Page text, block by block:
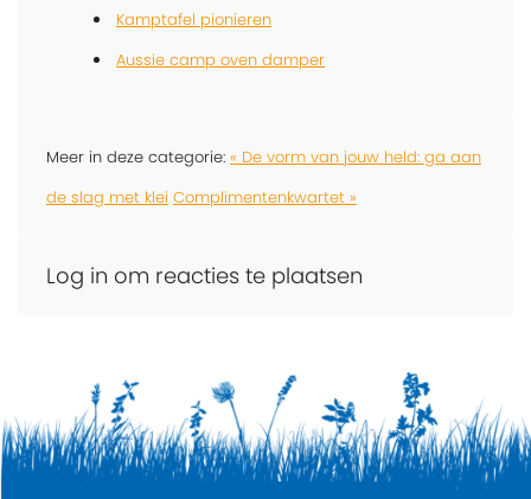
Kamptafel pionieren
Aussie camp oven damper
Meer in deze categorie: « De vorm van jouw held: ga aan
de slag met klei Complimentenkwartet »
Log in om reacties te plaatsen